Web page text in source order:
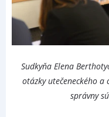
Sudkyňa Elena
otázky utečeneckého
správny